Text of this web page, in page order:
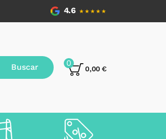
4.6 ★★★★★
Buscar 0,00 €
0